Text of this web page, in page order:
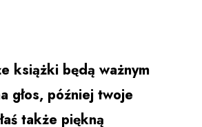
książki będą ważnym
głos, później twoje
także piękną